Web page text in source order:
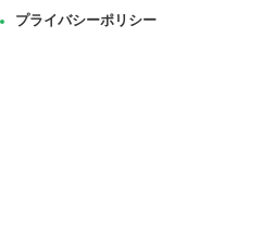
プライバシーポリシー